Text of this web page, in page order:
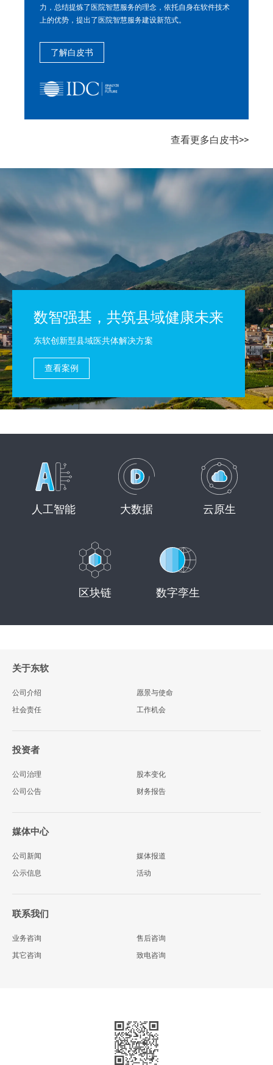
力，总结提炼了医院智慧服务的理念，依托自身在软件技术
上的优势，提出了医院智慧服务建设新范式。
了解白皮书
查看更多白皮书
数智强基，共筑县域健康未来
东软创新型县域医共体解决方案
查看案例
人工智能 大数据 云原生
区块链 数字孪生
关于东软
公司介绍
愿景与使命
社会责任
工作机会
投资者
公司治理
股本变化
公司公告
财务报告
媒体中心
公司新闻
媒体报道
公示信息
活动
联系我们
业务咨询
售后咨询
其它咨询
致电咨询